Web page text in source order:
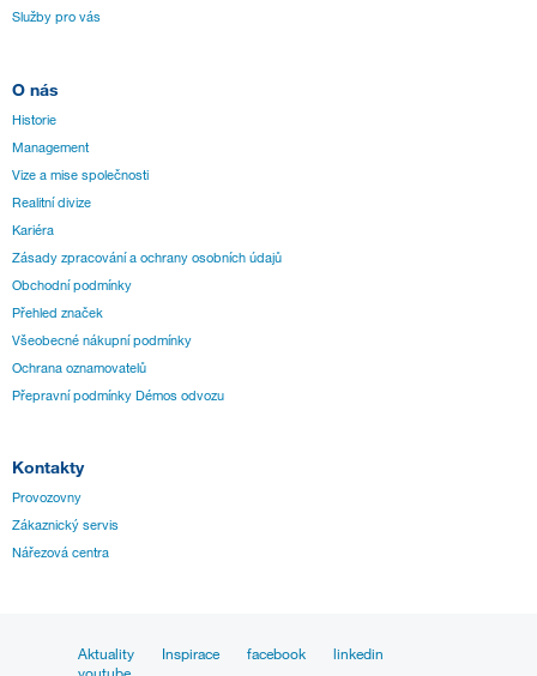
Služby pro vás
O nás
Historie
Management
Vize a mise společnosti
Realitní divize
Kariéra
Zásady zpracování a ochrany osobních údajů
Obchodní podmínky
Přehled značek
Všeobecné nákupní podmínky
Ochrana oznamovatelů
Přepravní podmínky Démos odvozu
Kontakty
Provozovny
Zákaznický servis
Nářezová centra
Aktuality Inspirace facebook
linkedin